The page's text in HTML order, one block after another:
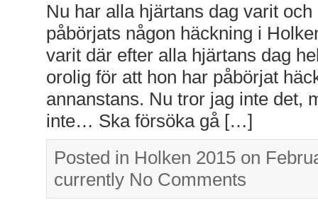
Nu har alla hjärtans dag varit
påbörjats någon häckning i
varit där efter alla hjärtans dag
orolig för att hon har påbörjat
annanstans. Nu tror jag inte det,
inte… Ska försöka gå […]
Posted in Holken 2015 on
currently No Comments